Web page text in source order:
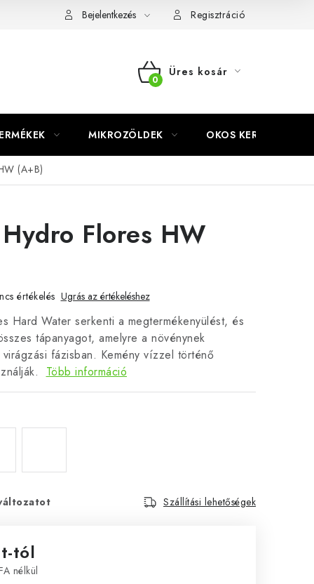
Bejelentkezés Regisztráció
KOSÁR
Üres kosár
MIKROZÖLDEK OKOS KERT
(A+B)
Flores HW
értékelés Ugrás az értékeléshez
Hard Water serkenti a megtermékenyülést, és
tápanyagot, amelyre a növénynek
fázisban. Kemény vízzel történő
Több információ
Szállítási lehetőségek
-tól
nélkül